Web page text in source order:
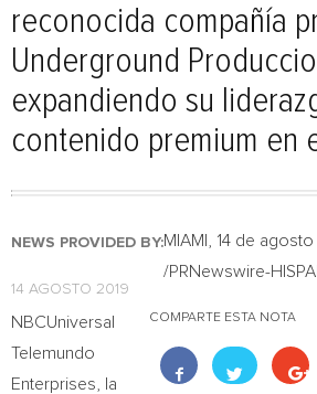
reconocida compañía
Underground
expandiendo su
contenido premium en
NEWS PROVIDED BY:
14 AGOSTO 2019
COMPARTE ESTA NOTA
MIAMI
, 14 de
/PRNewswire-
NBCUniversal
Telemundo
Enterprises, la